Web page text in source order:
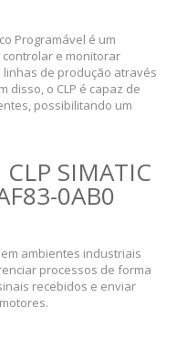
Programável é um
e monitorar
de produção através
disso, o CLP é capaz de
possibilitando um
SIMATIC
0AB0
ambientes industriais
processos de forma
recebidos e enviar